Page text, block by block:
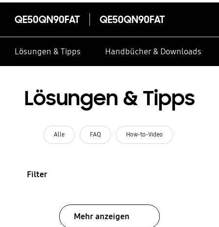
QE50QN90FAT QE50QN90FAT
Lösungen & Tipps Handbücher & Downloads
Lösungen & Tipps
Alle FAQ How-to-Video
Filter
Mehr anzeigen